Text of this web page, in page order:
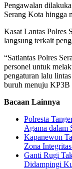
Pengawalan
Serang Kota hingga
Kasat Lantas Polres
langsung terkait
“Satlantas Polres
personel untuk
pengaturan lalu
buruh menuju KP3B
Bacaan Lainnya
Polresta
Agama dalam
Kapanewon
Zona
Ganti Rugi
Didampingi